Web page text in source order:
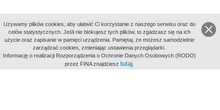
aktywności
Uzywamy plików cookies, aby ułatwić Ci korzystanie z naszego serwisu oraz do
celów statystycznych. Jeśli nie blokujesz tych plików, to zgadzasz się na ich
użycie oraz zapisanie w pamięci urządzenia. Pamiętaj, że możesz samodzielnie
zarządzać cookies, zmieniając ustawienia przeglądarki.
Informację o realizacji Rozporządzenia o Ochronie Danych Osobowych (RODO)
przez FINA znajdziesz tutaj